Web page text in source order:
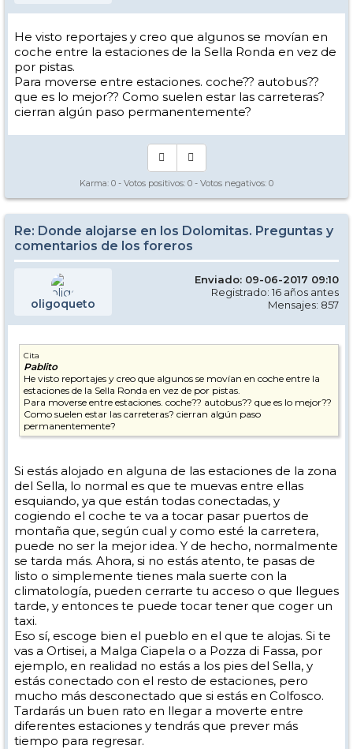
He visto reportajes y creo que algunos se movían en
coche entre la estaciones de la Sella Ronda en vez de
por pistas.
Para moverse entre estaciones. coche?? autobus??
que es lo mejor?? Como suelen estar las carreteras?
cierran algún paso permanentemente?
Karma: 0 - Votos positivos: 0 - Votos negativos: 0
Re: Donde alojarse en los Dolomitas. Preguntas y
comentarios de los foreros
oligoqueto
Enviado: 09-06-2017 09:10
Registrado: 16 años antes
Mensajes: 857
Cita
Pablito
He visto reportajes y creo que algunos se movían en coche entre la
estaciones de la Sella Ronda en vez de por pistas.
Para moverse entre estaciones. coche?? autobus?? que es lo mejor??
Como suelen estar las carreteras? cierran algún paso
permanentemente?
Si estás alojado en alguna de las estaciones de la zona
del Sella, lo normal es que te muevas entre ellas
esquiando, ya que están todas conectadas, y
cogiendo el coche te va a tocar pasar puertos de
montaña que, según cual y como esté la carretera,
puede no ser la mejor idea. Y de hecho, normalmente
se tarda más. Ahora, si no estás atento, te pasas de
listo o simplemente tienes mala suerte con la
climatología, pueden cerrarte tu acceso o que llegues
tarde, y entonces te puede tocar tener que coger un
taxi.
Eso sí, escoge bien el pueblo en el que te alojas. Si te
vas a Ortisei, a Malga Ciapela o a Pozza di Fassa, por
ejemplo, en realidad no estás a los pies del Sella, y
estás conectado con el resto de estaciones, pero
mucho más desconectado que si estás en Colfosco.
Tardarás un buen rato en llegar a moverte entre
diferentes estaciones y tendrás que prever más
tiempo para regresar.